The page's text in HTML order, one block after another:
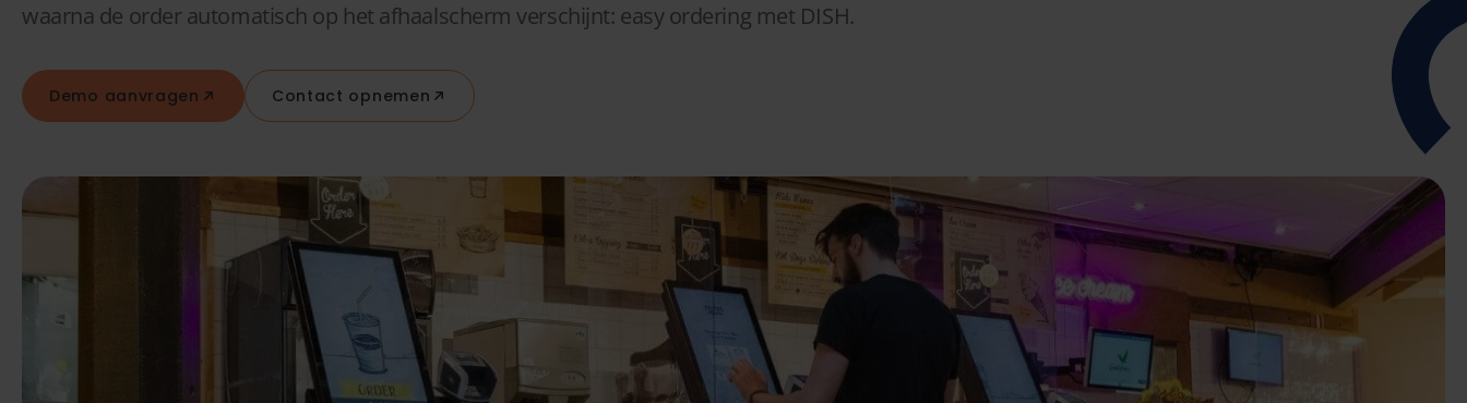
waarna de order automatisch op het afhaalscherm verschijnt: easy ordering met DISH.
Demo aanvragen Contact opnemen